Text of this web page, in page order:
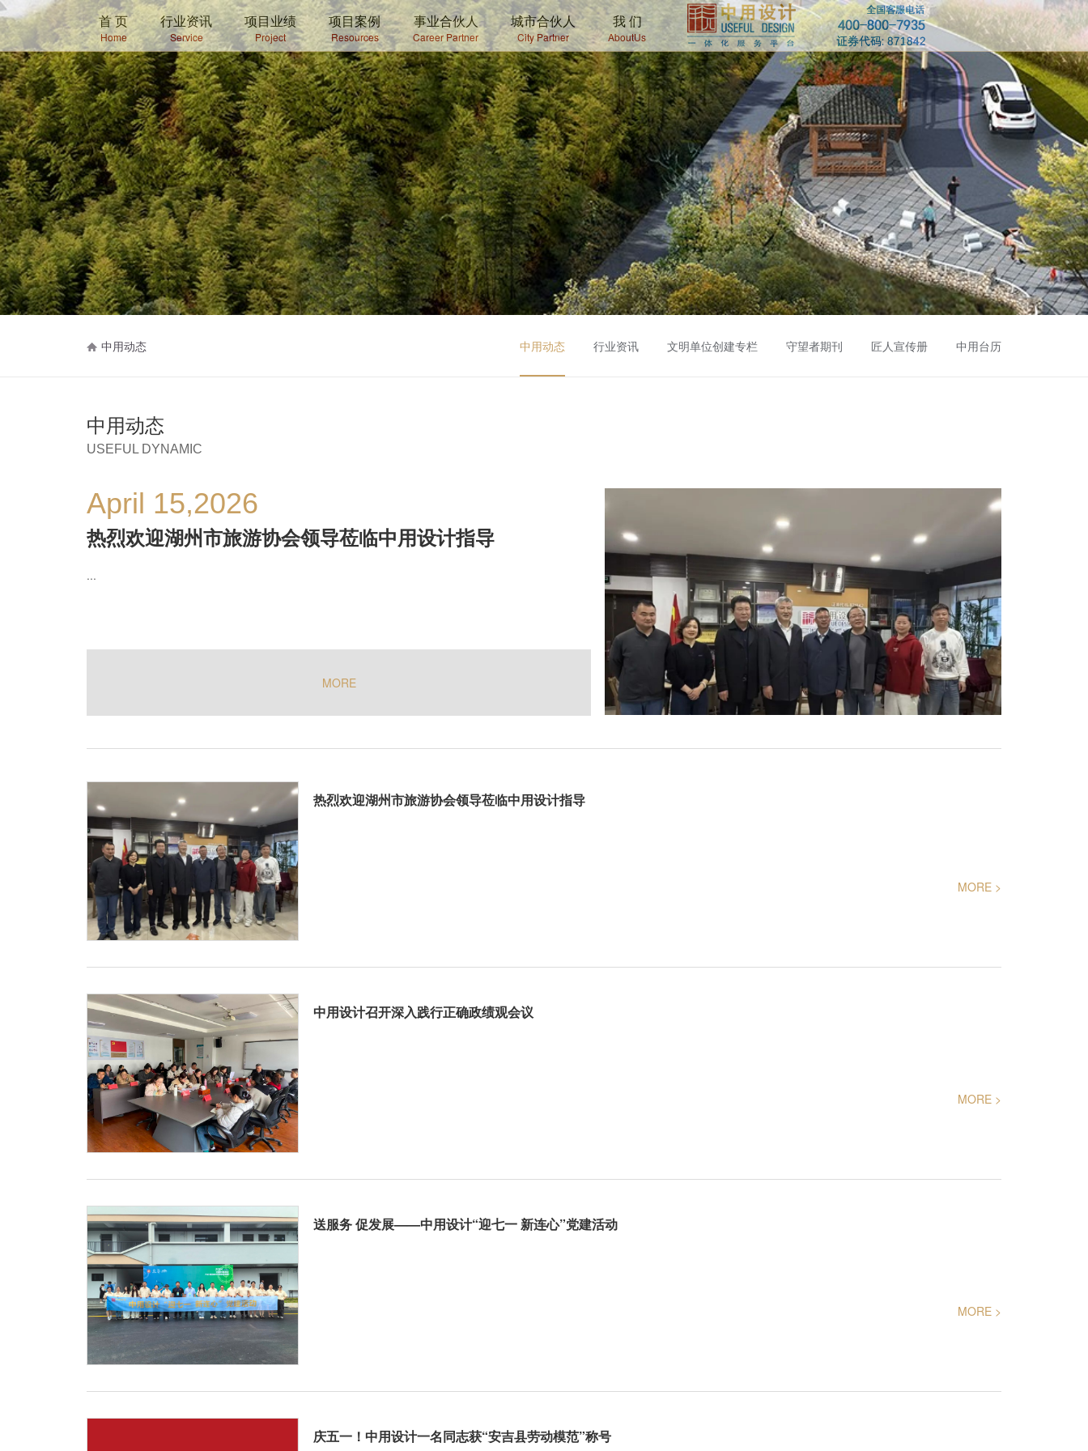
首 页
Home
行业资讯
Service
项目业绩
Project
项目案例
Resources
事业合伙人
Career Partner
城市合伙人
City Partner
我 们
AboutUs
中用动态 中用动态 行业资讯 文明单位创建专栏 守望者期刊 匠人宣传册 中用台历
中用动态
USEFUL DYNAMIC
April 15,2026
热烈欢迎湖州市旅游协会领导莅临中用设计指导
...
MORE
热烈欢迎湖州市旅游协会领导莅临中用设计指导
MORE >
中用设计召开深入践行正确政绩观会议
MORE >
送服务 促发展——中用设计“迎七一 新连心”党建活动
MORE >
庆五一！中用设计一名同志获“安吉县劳动模范”称号